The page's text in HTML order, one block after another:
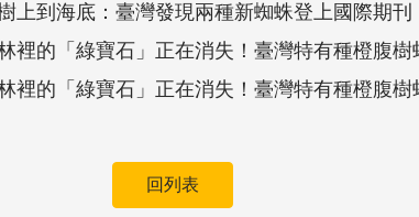
上到海底：臺灣發現兩種新蜘蛛登上國際期刊
裡的「綠寶石」正在消失！臺灣特有種橙腹樹
裡的「綠寶石」正在消失！臺灣特有種橙腹樹
回列表